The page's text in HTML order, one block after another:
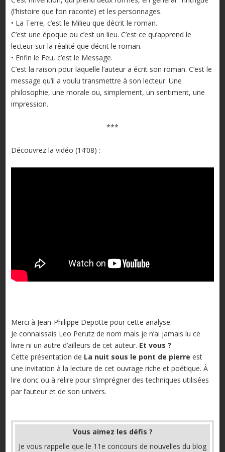
(l’histoire que l’on raconte) et les personnages.
• La Terre, c’est le Milieu que décrit le roman.
C’est une époque ou c’est un lieu. C’est ce qu’apprend le
lecteur sur la réalité que décrit le roman.
• Enfin le Feu, c’est le Message.
C’est la raison pour laquelle l’auteur a écrit son roman. C’est le
message qu’il a voulu transmettre à son lecteur. Une
philosophie, une morale ou, simplement, un sentiment, une
impression.
***
Découvrez la vidéo (14’08) :
Merci à Jean-Philippe Depotte pour cette analyse.
Je connaissais Leo Perutz de nom mais je n’ai jamais lu ce
livre ni un autre d’ailleurs de cet auteur. Et vous ?
Cette présentation de La nuit sous le pont de pierre est
une invitation à la lecture de cet ouvrage riche et poétique. À
lire donc ou à relire pour s’imprégner des techniques utilisées
par l’auteur et de son univers.
Vous aimez les défis ?
Je vous rappelle que le 11e concours de nouvelles du blog